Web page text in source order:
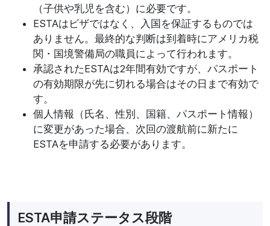
（子供や乳児を含む）に必要です。
ESTAはビザではなく、入国を保証するものでは
ありません。最終的な判断は到着時にアメリカ税
関・国境警備局の職員によって行われます。
承認されたESTAは2年間有効ですが、パスポート
の有効期限が先に切れる場合はその日まで有効で
す。
個人情報（氏名、性別、国籍、パスポート情報）
に変更があった場合、次回の渡航前に新たに
ESTAを申請する必要があります。
ESTA申請ステータス段階